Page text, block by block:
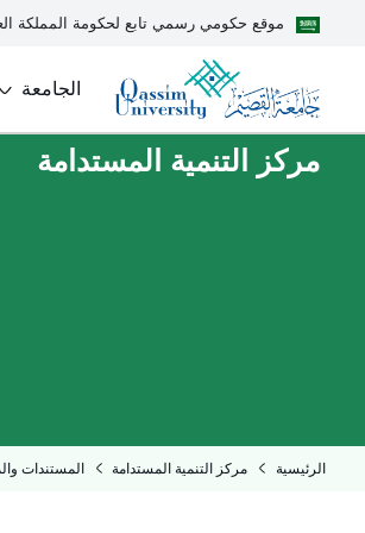
موقع حكومي رسمي تابع لحكومة المملكة
الجامعة
مركز التنمية المستدامة
الرئيسية مركز التنمية المستدامة المستندات